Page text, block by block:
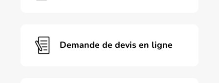
Demande de devis en ligne